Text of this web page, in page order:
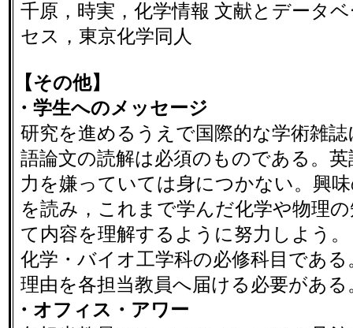
千原，時実，化学情報 文献とデータ
セス，東京化学同人
【その他】
・学生へのメッセージ
研究を進めるうえで国際的な学術雑
語論文の読解は必須のものである。
力を嫌っていては身につかない。興
を読み，これまで学んだ化学や物理
て内容を理解するように努力しよう。
化学・バイオ工学科の必修科目であ
理由を各担当教員へ届ける必要がある
・オフィス・アワー